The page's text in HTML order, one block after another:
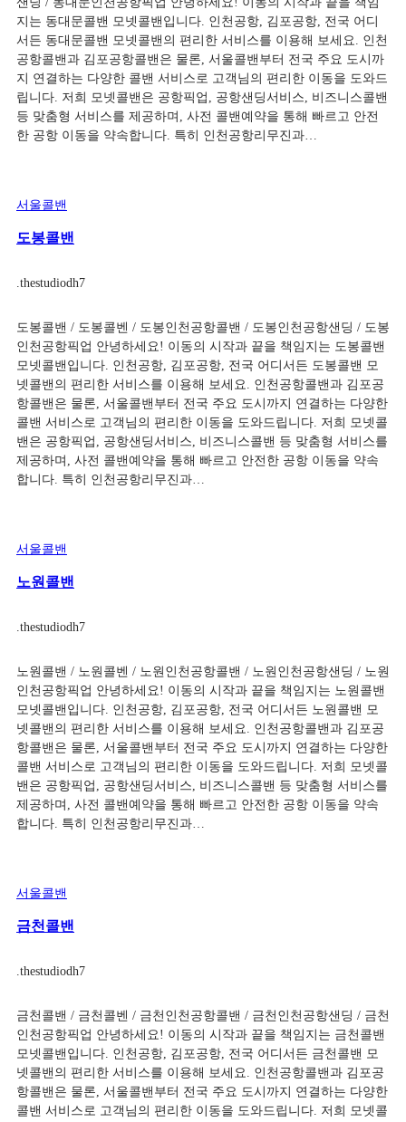
지는 동대문콜밴 모넷콜밴입니다. 인천공항, 김포공항, 전국 어디
서든 동대문콜밴 모넷콜밴의 편리한 서비스를 이용해 보세요. 인천
공항콜밴과 김포공항콜밴은 물론, 서울콜밴부터 전국 주요 도시까
지 연결하는 다양한 콜밴 서비스로 고객님의 편리한 이동을 도와드
립니다. 저희 모넷콜밴은 공항픽업, 공항샌딩서비스, 비즈니스콜밴
등 맞춤형 서비스를 제공하며, 사전 콜밴예약을 통해 빠르고 안전
한 공항 이동을 약속합니다. 특히 인천공항리무진과…
서울콜밴
도봉콜밴
.thestudiodh7
도봉콜밴 / 도봉콜벤 / 도봉인천공항콜밴 / 도봉인천공항샌딩 / 도봉
인천공항픽업 안녕하세요! 이동의 시작과 끝을 책임지는 도봉콜밴
모넷콜밴입니다. 인천공항, 김포공항, 전국 어디서든 도봉콜밴 모
넷콜밴의 편리한 서비스를 이용해 보세요. 인천공항콜밴과 김포공
항콜밴은 물론, 서울콜밴부터 전국 주요 도시까지 연결하는 다양한
콜밴 서비스로 고객님의 편리한 이동을 도와드립니다. 저희 모넷콜
밴은 공항픽업, 공항샌딩서비스, 비즈니스콜밴 등 맞춤형 서비스를
제공하며, 사전 콜밴예약을 통해 빠르고 안전한 공항 이동을 약속
합니다. 특히 인천공항리무진과…
서울콜밴
노원콜밴
.thestudiodh7
노원콜밴 / 노원콜벤 / 노원인천공항콜밴 / 노원인천공항샌딩 / 노원
인천공항픽업 안녕하세요! 이동의 시작과 끝을 책임지는 노원콜밴
모넷콜밴입니다. 인천공항, 김포공항, 전국 어디서든 노원콜밴 모
넷콜밴의 편리한 서비스를 이용해 보세요. 인천공항콜밴과 김포공
항콜밴은 물론, 서울콜밴부터 전국 주요 도시까지 연결하는 다양한
콜밴 서비스로 고객님의 편리한 이동을 도와드립니다. 저희 모넷콜
밴은 공항픽업, 공항샌딩서비스, 비즈니스콜밴 등 맞춤형 서비스를
제공하며, 사전 콜밴예약을 통해 빠르고 안전한 공항 이동을 약속
합니다. 특히 인천공항리무진과…
서울콜밴
금천콜밴
.thestudiodh7
금천콜밴 / 금천콜벤 / 금천인천공항콜밴 / 금천인천공항샌딩 / 금천
인천공항픽업 안녕하세요! 이동의 시작과 끝을 책임지는 금천콜밴
모넷콜밴입니다. 인천공항, 김포공항, 전국 어디서든 금천콜밴 모
넷콜밴의 편리한 서비스를 이용해 보세요. 인천공항콜밴과 김포공
항콜밴은 물론, 서울콜밴부터 전국 주요 도시까지 연결하는 다양한
콜밴 서비스로 고객님의 편리한 이동을 도와드립니다. 저희 모넷콜